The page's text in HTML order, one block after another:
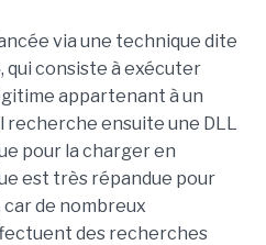
via une technique dite
qui consiste à exécuter
appartenant à un
recherche ensuite une DLL
pour la charger en
est très répandue pour
de nombreux
des recherches